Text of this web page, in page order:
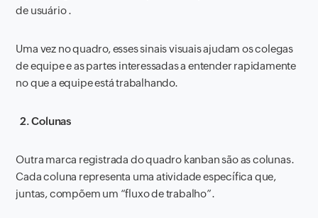
de usuário .
Uma vez no quadro, esses sinais visuais ajudam os colegas
de equipe e as partes interessadas a entender rapidamente
no que a equipe está trabalhando.
2. Colunas
Outra marca registrada do quadro kanban são as colunas.
Cada coluna representa uma atividade específica que,
juntas, compõem um “fluxo de trabalho”.